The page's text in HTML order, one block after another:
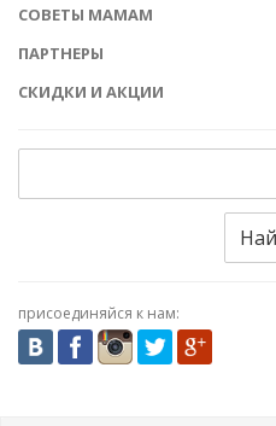
СОВЕТЫ МАМАМ
ПАРТНЕРЫ
СКИДКИ И АКЦИИ
присоединяйся к нам: